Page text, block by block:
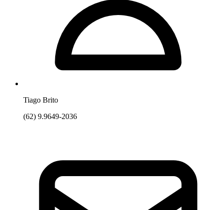
Tiago Brito
(62) 9.9649-2036